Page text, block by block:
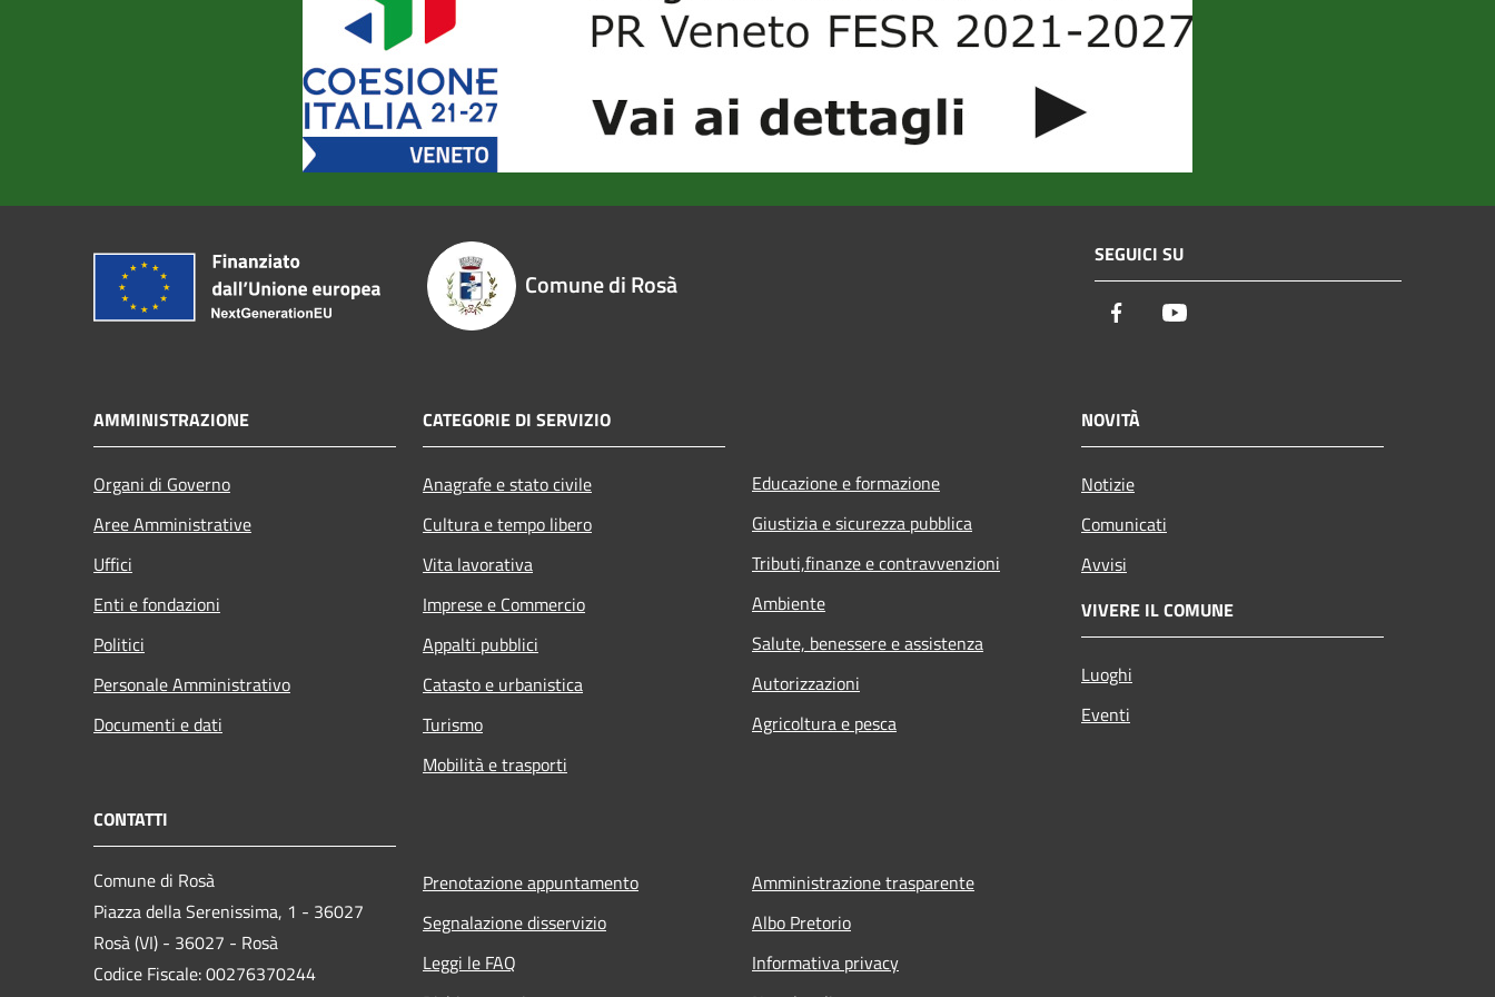
Comune di Rosà
SEGUICI SU
Facebook
AMMINISTRAZIONE
Organi di Governo
Aree Amministrative
Uffici
Enti e fondazioni
Politici
Personale Amministrativo
Documenti e dati
CATEGORIE DI SERVIZIO
Anagrafe e stato civile
Cultura e tempo libero
Vita lavorativa
Imprese e Commercio
Appalti pubblici
Catasto e urbanistica
Turismo
Mobilità e trasporti
Educazione e formazione
Giustizia e sicurezza pubblica
Tributi,finanze e contravvenzioni
Ambiente
Salute, benessere e assistenza
Autorizzazioni
Agricoltura e pesca
NOVITÀ
Notizie
Comunicati
Avvisi
VIVERE IL COMUNE
Luoghi
Eventi
CONTATTI
Comune di Rosà
Piazza della Serenissima, 1 - 36027
Rosà (VI) - 36027 - Rosà
Codice Fiscale: 00276370244
Prenotazione appuntamento
Segnalazione disservizio
Leggi le FAQ
Amministrazione trasparente
Albo Pretorio
Informativa privacy